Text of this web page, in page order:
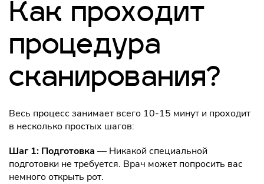
Как проходит
процедура
сканирования?
Весь процесс занимает всего 10-15 минут и проходит
в несколько простых шагов:
Шаг 1: Подготовка — Никакой специальной
подготовки не требуется. Врач может попросить вас
немного открыть рот.